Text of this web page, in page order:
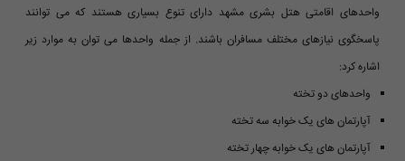
واحدهای اقامتی هتل بشری مشهد دارای تنوع بسیاری هستند که می توانند
پاسخگوی نیازهای مختلف مسافران باشند. از جمله واحدها می توان به موارد زیر
اشاره کرد:
واحدهای دو تخته
آپارتمان های یک خوابه سه تخته
آپارتمان های یک خوابه چهار تخته